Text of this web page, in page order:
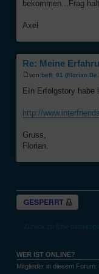
bekommen...Frag
Axel
Re: Meine
von befl_01 (Florian
EIn Erfolgstory habe
http://
Gruss,
Florian.
Thema gesperrt
Zurück zu Eine
WER IST ONLINE?
Mitglieder in diesem